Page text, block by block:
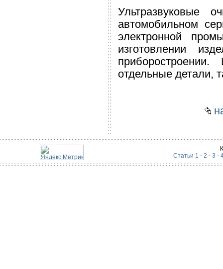
Ультразвуковые
автомобильном
электронной
изготовлении
отдельные детали,
Статьи 1 - 2 - 3 -